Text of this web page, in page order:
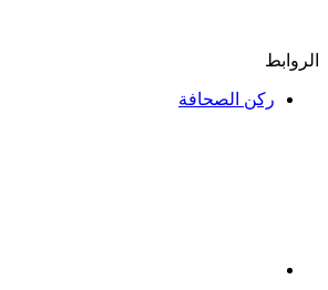
الروابط
ركن الصحافة